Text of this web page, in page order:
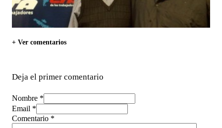
+ Ver comentarios
Deja el primer comentario
Nombre *
Email *
Comentario *